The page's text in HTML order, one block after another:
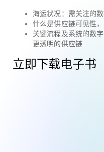
海运状况：需关注的
什么是供应链可见性，
关键流程及系统的数
更透明的供应链
立即下载电子书